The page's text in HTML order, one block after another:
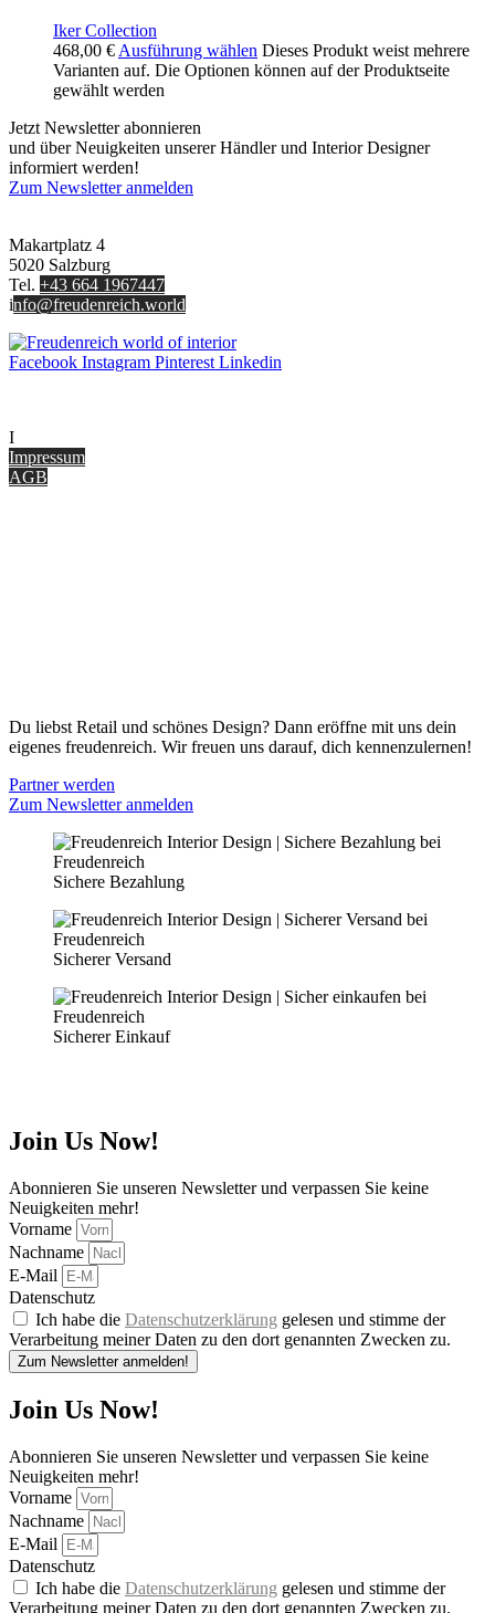
Iker Collection
468,00 € Ausführung wählen Dieses Produkt weist mehrere
Varianten auf. Die Optionen können auf der Produktseite
gewählt werden
Jetzt Newsletter abonnieren
und über Neuigkeiten unserer Händler und Interior Designer
informiert werden!
Zum Newsletter anmelden
Makartplatz 4
5020 Salzburg
Tel. +43 664 1967447
info@freudenreich.world
Facebook Instagram Pinterest Linkedin
I
Impressum
AGB
Du liebst Retail und schönes Design? Dann eröffne mit uns dein
eigenes freudenreich. Wir freuen uns darauf, dich kennenzulernen!
Partner werden
Zum Newsletter anmelden
Sichere Bezahlung
Sicherer Versand
Sicherer Einkauf
Join Us Now!
Abonnieren Sie unseren Newsletter und verpassen Sie keine
Neuigkeiten mehr!
Vorname
Nachname
E-Mail
Datenschutz
Ich habe die Datenschutzerklärung gelesen und stimme der
Verarbeitung meiner Daten zu den dort genannten Zwecken zu.
Zum Newsletter anmelden!
Join Us Now!
Abonnieren Sie unseren Newsletter und verpassen Sie keine
Neuigkeiten mehr!
Vorname
Nachname
E-Mail
Datenschutz
Ich habe die Datenschutzerklärung gelesen und stimme der
Verarbeitung meiner Daten zu den dort genannten Zwecken zu.